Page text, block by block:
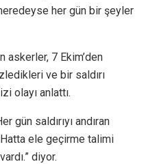
her gün bir şeyler
askerler, 7 Ekim’den
ve bir saldırı
olayı anlattı.
gün saldırıyı andıran
Hatta ele geçirme talimi
diyor.